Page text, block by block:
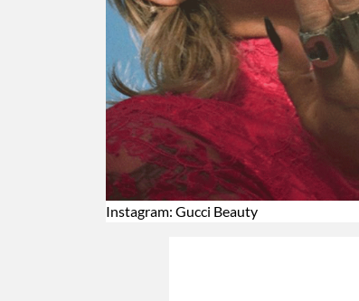
Instagram: Gucci Beauty